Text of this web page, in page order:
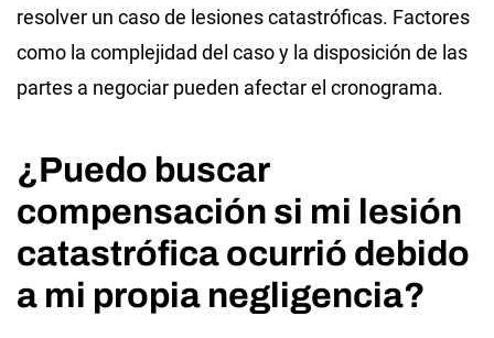
resolver un caso de lesiones catastróficas. Factores
como la complejidad del caso y la disposición de las
partes a negociar pueden afectar el cronograma.
¿Puedo buscar
compensación si mi lesión
catastrófica ocurrió debido
a mi propia negligencia?